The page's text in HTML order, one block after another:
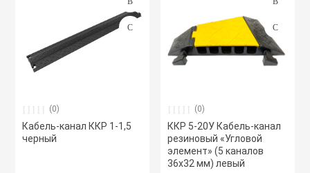
Шкафы
Шкафы
вентиляции
Элементы
(0)
Кабель-канал ККР 1-1,5
черный
(0)
ККР 5-20У Кабель-канал
резиновый «Угловой
элемент» (5 каналов
36х32 мм) левый